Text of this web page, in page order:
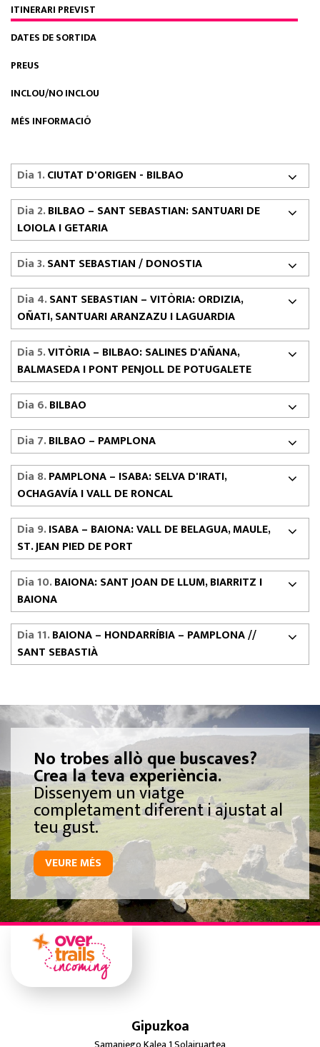
ITINERARI PREVIST
DATES DE SORTIDA
PREUS
INCLOU/NO INCLOU
MÉS INFORMACIÓ
Dia 1.CIUTAT D'ORIGEN - BILBAO
Dia 2.BILBAO – SANT SEBASTIAN: SANTUARI DE
LOIOLA I GETARIA
Dia 3.SANT SEBASTIAN / DONOSTIA
Dia 4.SANT SEBASTIAN – VITÒRIA: ORDIZIA,
OÑATI, SANTUARI ARANZAZU I LAGUARDIA
Dia 5.VITÒRIA – BILBAO: SALINES D'AÑANA,
BALMASEDA I PONT PENJOLL DE POTUGALETE
Dia 6.BILBAO
Dia 7.BILBAO – PAMPLONA
Dia 8.PAMPLONA – ISABA: SELVA D'IRATI,
OCHAGAVÍA I VALL DE RONCAL
Dia 9.ISABA – BAIONA: VALL DE BELAGUA, MAULE,
ST. JEAN PIED DE PORT
Dia 10.BAIONA: SANT JOAN DE LLUM, BIARRITZ I
BAIONA
Dia 11.BAIONA – HONDARRÍBIA – PAMPLONA //
SANT SEBASTIÀ
No trobes allò que buscaves?
Crea la teva experiència.
Dissenyem un viatge
completament diferent i ajustat al
teu gust.
VEURE MÉS
Gipuzkoa